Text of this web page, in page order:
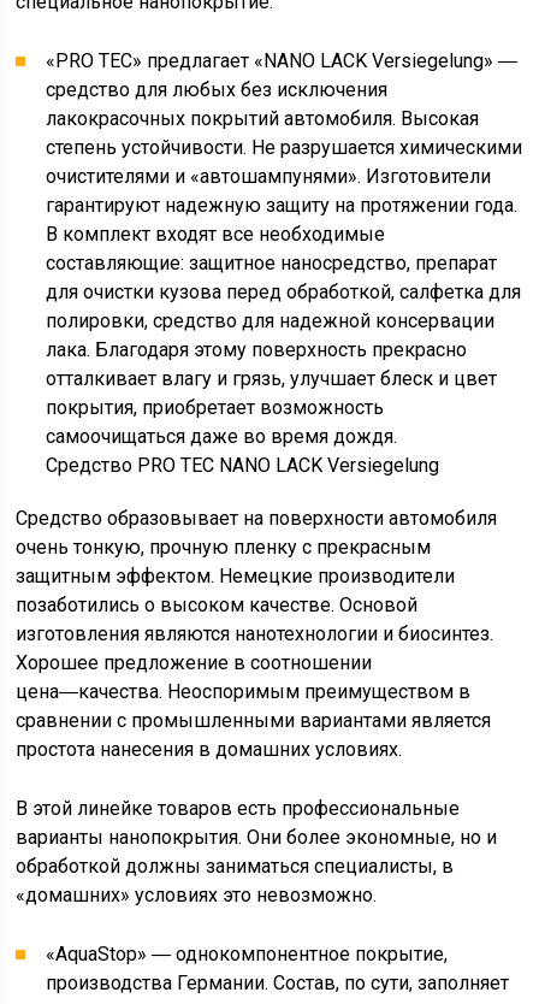
«PRO TEC» предлагает «NANO LACK Versiegelung» ―
средство для любых без исключения
лакокрасочных покрытий автомобиля. Высокая
степень устойчивости. Не разрушается химическими
очистителями и «автошампунями». Изготовители
гарантируют надежную защиту на протяжении года.
В комплект входят все необходимые
составляющие: защитное наносредство, препарат
для очистки кузова перед обработкой, салфетка для
полировки, средство для надежной консервации
лака. Благодаря этому поверхность прекрасно
отталкивает влагу и грязь, улучшает блеск и цвет
покрытия, приобретает возможность
самоочищаться даже во время дождя.
Средство PRO TEC NANO LACK Versiegelung
Средство образовывает на поверхности автомобиля
очень тонкую, прочную пленку с прекрасным
защитным эффектом. Немецкие производители
позаботились о высоком качестве. Основой
изготовления являются нанотехнологии и биосинтез.
Хорошее предложение в соотношении
цена―качества. Неоспоримым преимуществом в
сравнении с промышленными вариантами является
простота нанесения в домашних условиях.
В этой линейке товаров есть профессиональные
варианты нанопокрытия. Они более экономные, но и
обработкой должны заниматься специалисты, в
«домашних» условиях это невозможно.
«AquaStop» ― однокомпонентное покрытие,
производства Германии. Состав, по сути, заполняет